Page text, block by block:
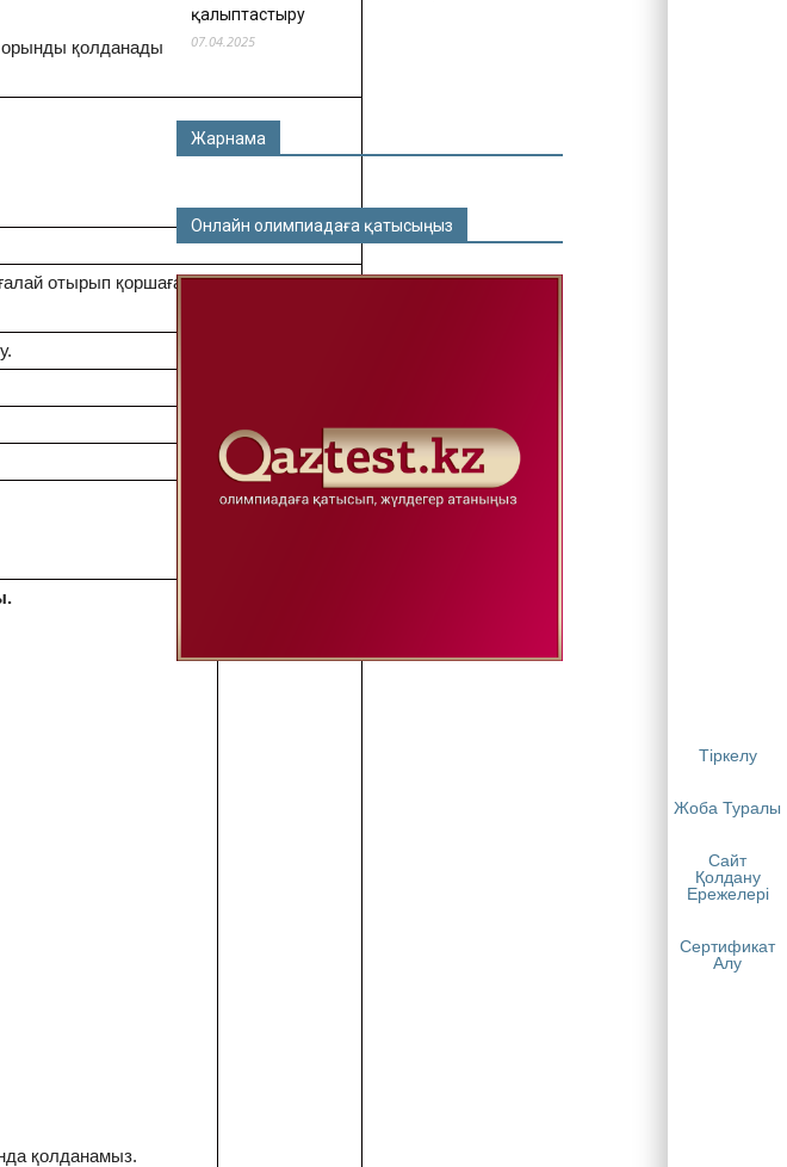
Тіркелу
Жоба Туралы
Сайт
Қолдану
Ережелері
Сертификат
Алу
орынды қолданады
отырып қоршаған ортаны
қолданамыз.
қалыптастыру
07.04.2025
Жарнама
Онлайн олимпиадаға қатысыңыз